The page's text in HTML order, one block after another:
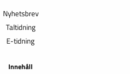
Nyhetsbrev
Taltidning
E-tidning
Innehåll